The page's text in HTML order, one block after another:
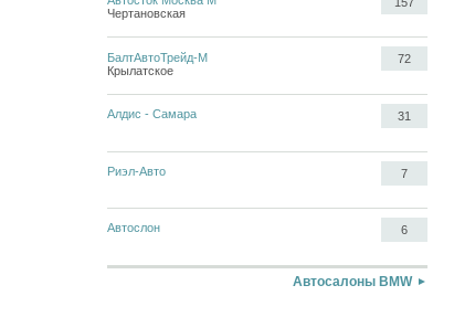
Чертановская
БалтАвтоТрейд-М
Крылатское
72
Алдис - Самара 31
Риэл-Авто 7
Автослон 6
Автосалоны BMW